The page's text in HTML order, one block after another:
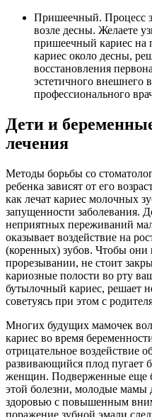
Пришеечный. Процесс
возле десны. Желаете
пришеечный кариес на
кариес около десны,
восстановления
эстетичного внешнего
профессионального
Дети и
лечения
Методы борьбы со
ребенка зависят от его
как лечат кариес молочных
запущенности заболевания.
неприятных переживаний
оказывает воздействие на
(коренных) зубов. Чтобы
прорезывании, не стоит
кариозные полости во рту
бутылочный кариес, решает
советуясь при этом с
Многих будущих мамочек
кариес во время
отрицательное воздействие
развивающийся плод пугает
женщин. Подверженные еще
этой болезни, молодые мамы
здоровью с повышенным
поражение зубной эмали